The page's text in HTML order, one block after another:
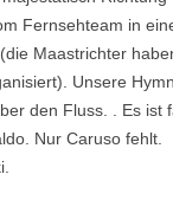
Fernsehteam in
Maastrichter
Unsere
den Fluss. . Es ist
Nur Caruso fehlt.